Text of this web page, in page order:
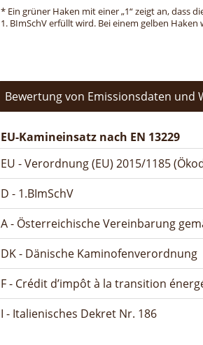
* Ein grüner Haken mit einer „1“ zeigt an, dass
1. BImSchV erfüllt wird. Bei einem gelben
Bewertung von Emissionsdaten und
EU-Kamineinsatz nach EN 13229
EU - Verordnung (EU) 2015/1185
D - 1.BImSchV
A - Österreichische Vereinbarung
DK - Dänische Kaminofenverordnung
F - Crédit d’impôt à la transition
I - Italienisches Dekret Nr. 186